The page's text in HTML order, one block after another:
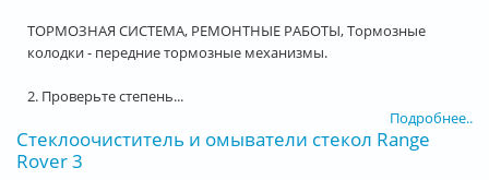
ТОРМОЗНАЯ СИСТЕМА, РЕМОНТНЫЕ РАБОТЫ, Тормозные
колодки - передние тормозные механизмы.
2. Проверьте степень...
Подробнее..
Стеклоочиститель и омыватели стекол Range
Rover 3